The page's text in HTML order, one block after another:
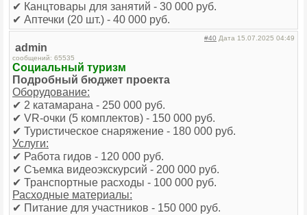
✔ Канцтовары для занятий - 30 000 руб.
✔ Аптечки (20 шт.) - 40 000 руб.
#40 Дата 15.07.2025 04:49
admin
сообщений: 65535
Социальный туризм
Подробный бюджет проекта
Оборудование:
✔ 2 катамарана - 250 000 руб.
✔ VR-очки (5 комплектов) - 150 000 руб.
✔ Туристическое снаряжение - 180 000 руб.
Услуги:
✔ Работа гидов - 120 000 руб.
✔ Съемка видеоэкскурсий - 200 000 руб.
✔ Транспортные расходы - 100 000 руб.
Расходные материалы:
✔ Питание для участников - 150 000 руб.